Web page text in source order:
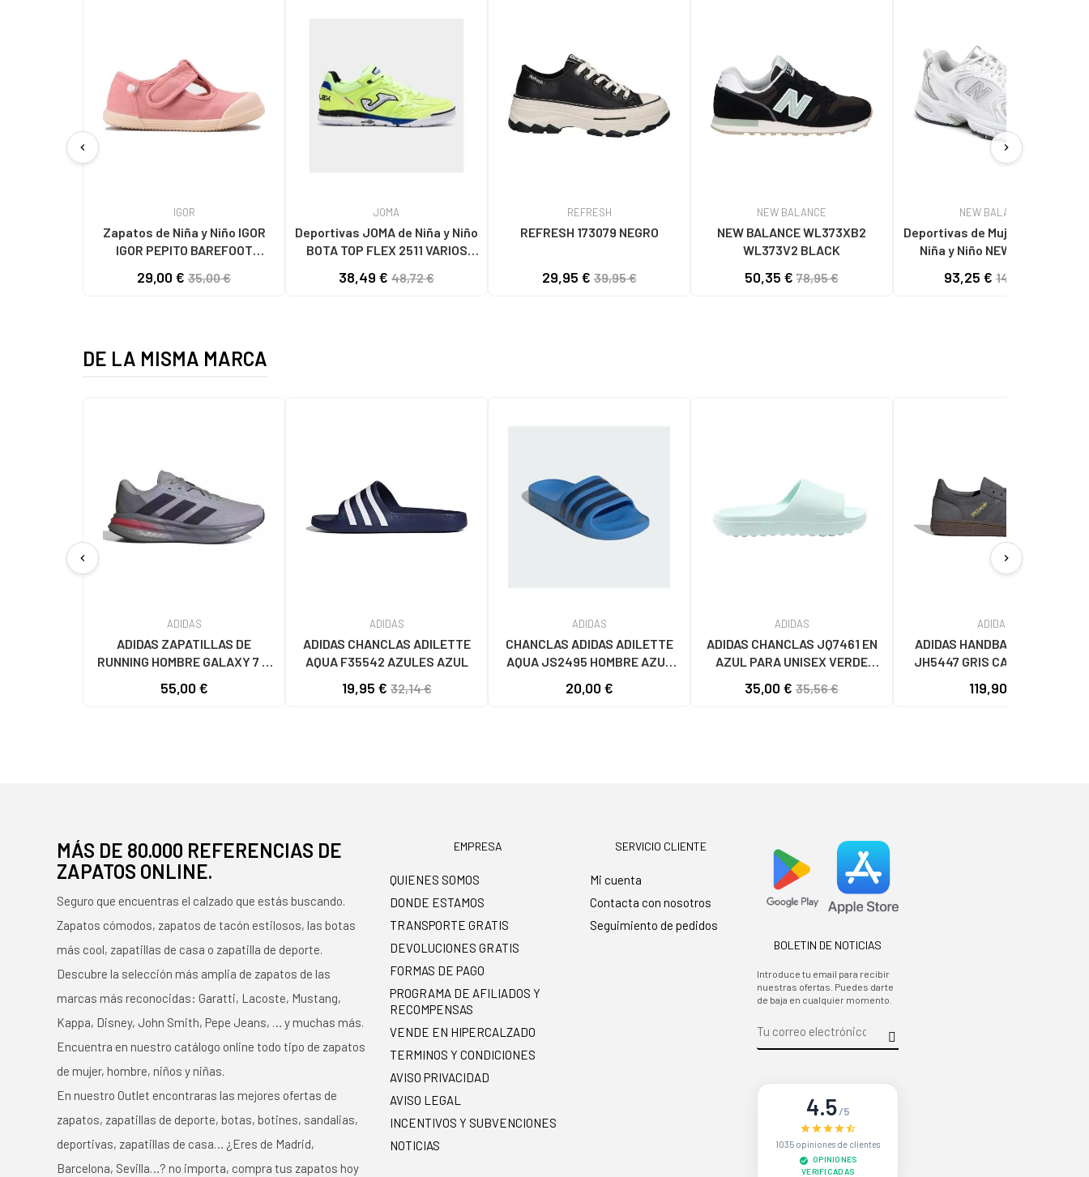
chevron_left
IGOR
Zapatos de Niña y Niño IGOR
IGOR PEPITO BAREFOOT
29,00 € 35,00 €
JOMA
Deportivas JOMA de Niña y Niño
BOTA TOP FLEX 2511 VARIOS
38,49 € 48,72 €
REFRESH
REFRESH 173079 NEGRO
29,95 €39,95 €
NEW BALANCE
NEW BALANCE WL373XB2
WL373V2 BLACK
50,35 € 78,95 €
NEW BALANCE
Deportivas de Mujer y Hombre y
Niña y Niño NEW BALANCE
93,25 € 143,58 €
chevron_right
DE LA MISMA MARCA
chevron_left
ADIDAS
ADIDAS ZAPATILLAS DE
RUNNING HOMBRE GALAXY 7 M
55,00 €
ADIDAS
ADIDAS CHANCLAS ADILETTE
AQUA F35542 AZULES AZUL
19,95 €32,14 €
ADIDAS
CHANCLAS ADIDAS ADILETTE
AQUA JS2495 HOMBRE AZUL
20,00 €
ADIDAS
ADIDAS CHANCLAS JQ7461 EN
AZUL PARA UNISEX VERDE
35,00 € 35,56 €
ADIDAS
ADIDAS HANDBALL SPEZIAL
JH5447 GRIS CARBON GREY
119,90 €
chevron_right
MÁS DE 80.000 REFERENCIAS DE
ZAPATOS ONLINE.
Seguro que encuentras el calzado que estás buscando.
Zapatos cómodos, zapatos de tacón estilosos, las botas
más cool, zapatillas de casa o zapatilla de deporte.
Descubre la selección más amplia de zapatos de las
marcas más reconocidas: Garatti, Lacoste, Mustang,
Kappa, Disney, John Smith, Pepe Jeans, … y muchas más.
Encuentra en nuestro catálogo online todo tipo de zapatos
de mujer, hombre, niños y niñas.
En nuestro Outlet encontraras las mejores ofertas de
zapatos, zapatillas de deporte, botas, botines, sandalias,
deportivas, zapatillas de casa… ¿Eres de Madrid,
Barcelona, Sevilla…? no importa, compra tus zapatos hoy
EMPRESA
QUIENES SOMOS
DONDE ESTAMOS
TRANSPORTE GRATIS
DEVOLUCIONES GRATIS
FORMAS DE PAGO
PROGRAMA DE AFILIADOS Y
RECOMPENSAS
VENDE EN HIPERCALZADO
TERMINOS Y CONDICIONES
AVISO PRIVACIDAD
AVISO LEGAL
INCENTIVOS Y SUBVENCIONES
NOTICIAS
SERVICIO CLIENTE
Mi cuenta
Contacta con nosotros
Seguimiento de pedidos
BOLETIN DE NOTICIAS
Introduce tu email para recibir
nuestras ofertas. Puedes darte
de baja en cualquier momento.
4.5/5
1035 opiniones de clientes
OPINIONES
VERIFICADAS